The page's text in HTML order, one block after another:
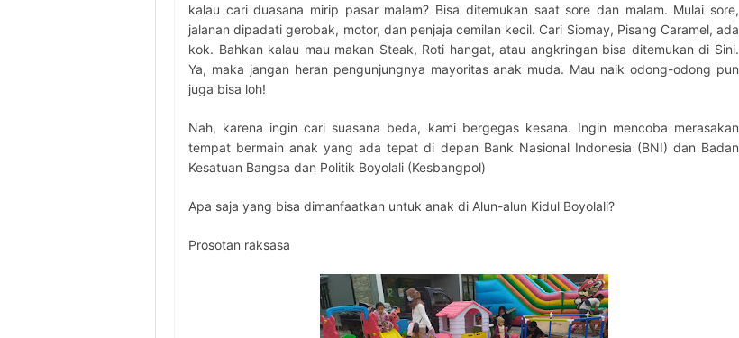
kalau cari duasana mirip pasar malam? Bisa ditemukan saat sore dan malam. Mulai sore,
jalanan dipadati gerobak, motor, dan penjaja cemilan kecil. Cari Siomay, Pisang Caramel, ada
kok. Bahkan kalau mau makan Steak, Roti hangat, atau angkringan bisa ditemukan di Sini.
Ya, maka jangan heran pengunjungnya mayoritas anak muda. Mau naik odong-odong pun
juga bisa loh!
Nah, karena ingin cari suasana beda, kami bergegas kesana. Ingin mencoba merasakan
tempat bermain anak yang ada tepat di depan Bank Nasional Indonesia (BNI) dan Badan
Kesatuan Bangsa dan Politik Boyolali (Kesbangpol)
Apa saja yang bisa dimanfaatkan untuk anak di Alun-alun Kidul Boyolali?
Prosotan raksasa